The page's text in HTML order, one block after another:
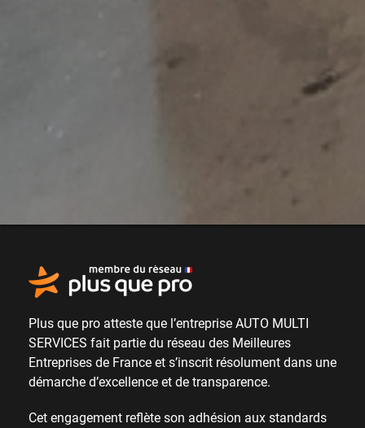
Plus que pro atteste que l’entreprise AUTO MULTI
SERVICES fait partie du réseau des Meilleures
Entreprises de France et s’inscrit résolument dans une
démarche d’excellence et de transparence.
Cet engagement reflète son adhésion aux standards